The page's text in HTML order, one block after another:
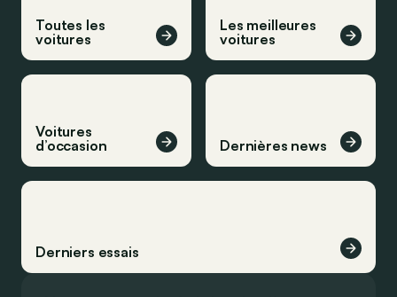
Toutes les
voitures
Les meilleures
voitures
Voitures
d’occasion
Dernières news
Derniers essais